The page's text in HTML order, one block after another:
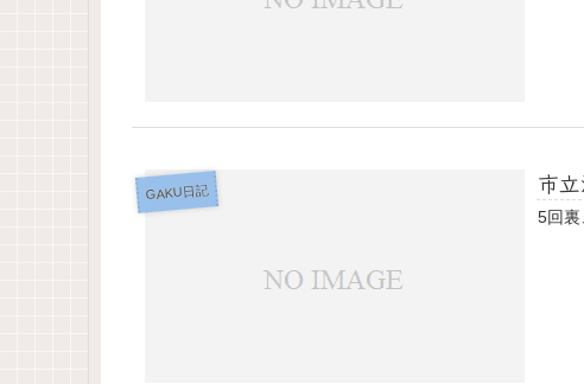
GAKU日記 市
5回